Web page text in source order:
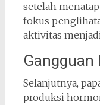
setelah
fokus
aktivitas
Gangguan
Selanjutnya,
produksi